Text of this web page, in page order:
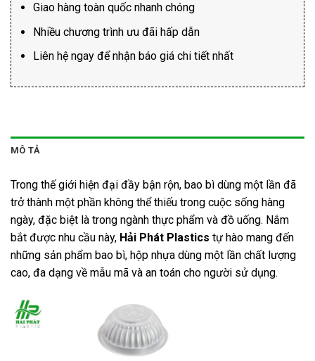
Giao hàng toàn quốc nhanh chóng
Nhiều chương trình ưu đãi hấp dẫn
Liên hệ ngay để nhận báo giá chi tiết nhất
MÔ TẢ
Trong thế giới hiện đại đầy bận rộn, bao bì dùng một lần đã
trở thành một phần không thể thiếu trong cuộc sống hàng
ngày, đặc biệt là trong ngành thực phẩm và đồ uống. Nắm
bắt được nhu cầu này, Hải Phát Plastics tự hào mang đến
những sản phẩm bao bì, hộp nhựa dùng một lần chất lượng
cao, đa dạng về mẫu mã và an toán cho người sử dụng.